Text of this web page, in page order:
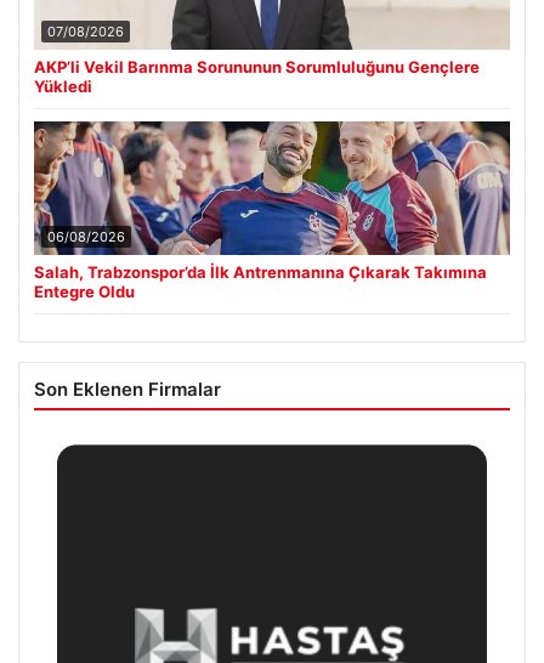
07/08/2026
AKP’li Vekil Barınma Sorununun Sorumluluğunu Gençlere
Yükledi
06/08/2026
Salah, Trabzonspor’da İlk Antrenmanına Çıkarak Takımına
Entegre Oldu
Son Eklenen Firmalar